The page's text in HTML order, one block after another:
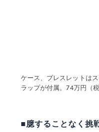
ケース、ブレスレットは
ラップが付属。74万円（税
■臆することなく挑